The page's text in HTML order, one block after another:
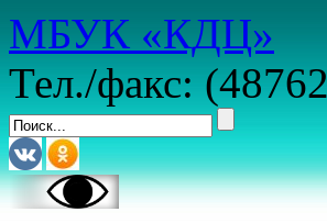
МБУК «КДЦ»
Тел./факс: